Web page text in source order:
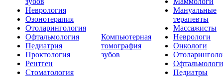
Неврология
Озонотерапия
Отоларингология
Офтальмология
Педиатрия
Проктология
Рентген
Стоматология
Компьютерная
томография
зубов
Мануальные
терапевты
Массажисты
Неврологи
Онкологи
Офтальмологи
Педиатры